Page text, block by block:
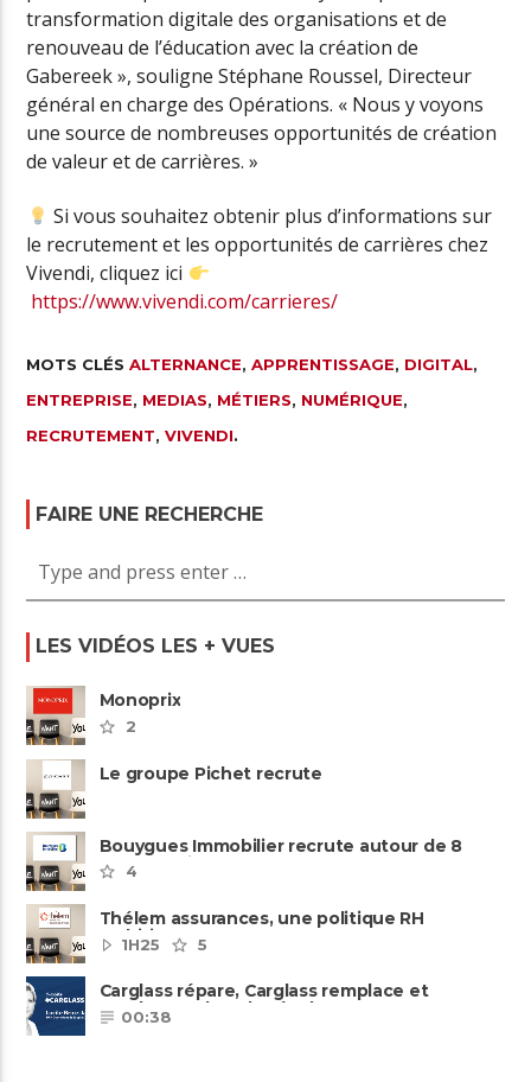
transformation digitale des organisations et de
renouveau de l’éducation avec la création de
Gabereek », souligne Stéphane Roussel, Directeur
général en charge des Opérations. « Nous y voyons
une source de nombreuses opportunités de création
de valeur et de carrières. »
Si vous souhaitez obtenir plus d’informations sur
le recrutement et les opportunités de carrières chez
Vivendi, cliquez ici
https://www.vivendi.com/carrieres/
MOTS CLÉSALTERNANCE,APPRENTISSAGE, DIGITAL,
ENTREPRISE, MEDIAS, MÉTIERS, NUMÉRIQUE,
RECRUTEMENT,VIVENDI.
FAIRE UNE RECHERCHE
LES VIDÉOS LES + VUES
Monoprix
2
Le groupe Pichet recrute
Bouygues Immobilier recrute autour de 8
pôles métiers
4
Thélem assurances, une politique RH
ambitieuse
1H25 5
Carglass répare, Carglass remplace et
Carglass embauche également.
00:38